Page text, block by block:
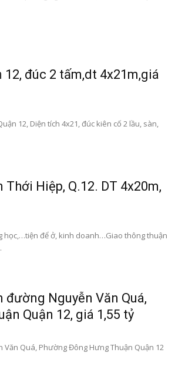
đúc 2 tấm,dt 4x21m,giá
12, Diện tích 4x21, đúc kiên cố 2 lầu, sàn,
Thới Hiệp, Q.12. DT 4x20m,
học,…tiện để ở, kinh doanh…Giao thông thuận
đường Nguyễn Văn Quá,
Quận 12, giá 1,55 tỷ
Văn Quá, Phường Đông Hưng Thuận Quận 12